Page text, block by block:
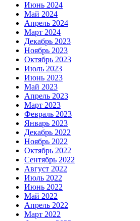
Июнь 2024
Май 2024
Апрель 2024
Март 2024
Декабрь 2023
Ноябрь 2023
Октябрь 2023
Июль 2023
Июнь 2023
Май 2023
Апрель 2023
Март 2023
Февраль 2023
Январь 2023
Декабрь 2022
Ноябрь 2022
Октябрь 2022
Сентябрь 2022
Август 2022
Июль 2022
Июнь 2022
Май 2022
Апрель 2022
Март 2022